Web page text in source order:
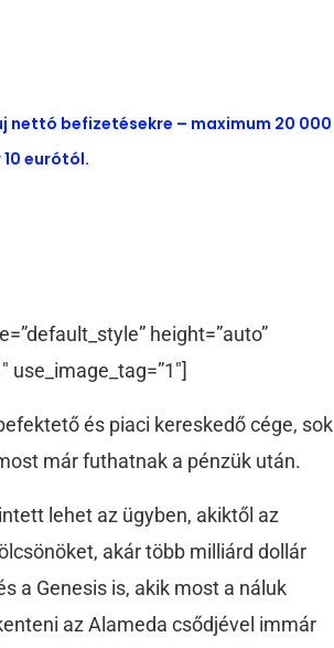
nettó befizetésekre – maximum 20 000
eurótól.
height=”auto”
use_image_tag=”1″]
és piaci kereskedő cége, sok
már futhatnak a pénzük után.
lehet az ügyben, akiktől az
akár több milliárd dollár
a Genesis is, akik most a náluk
az Alameda csődjével immár